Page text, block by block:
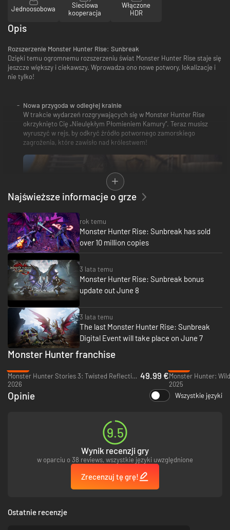
Jednoosobowa
Sieciowa
kooperacja
Włączone
HDR
Opis
Rozszerzenie Monster Hunter Rise: Sunbreak
Dzięki temu ogromnemu rozszerzeniu świat Monster Hunter Rise staje się
jeszcze większy i ciekawszy. Wprowadza ono nowe potwory, lokalizacje i
nie tylko!
Nowa przygoda w odległej krainie
W trakcie wydarzeń rozgrywających się w Monster Hunter Rise
okrzyknięto Cię „Nieulękłym Płomieniem Kamury”. Teraz musisz
wyruszyć w rejs, by odkryć źródło potwornego zamorskiego
zagrożenia, które zawisło nad królestwem!
Pojawiają się nowi wrogowie, powracają dawne zagrożenia
Docierając do Posterunku Elgado, odkrywasz, że źródłem
zagrażających królestwu nietypowych wydarzeń są Malzeno,
Lunagaron i Garangolm – straszliwe potwory, zwane przez
miejscowych Trzema Lordami. Oprócz nowych wrogów, stawisz
także czoła dawniejszym przeciwnikom, ponieważ powracają dobrze
znane z serii potwory, które nie pojawiały się dotychczas w Monster
Hunter Rise!
Zaufany Kablobak powraca – bardziej przydatny niż kiedykolwiek
wcześniej. Nowe umiejętności związane ze wszystkimi 14 typami
uzbrojenia zapewniają niespotykaną dotąd elastyczność i
Najświeższe informacje o grze
rok temu
Monster Hunter Rise: Sunbreak has sold
over 10 million copies
3 lata temu
Monster Hunter Rise: Sunbreak bonus
update out June 8
3 lata temu
The last Monster Hunter Rise: Sunbreak
Digital Event will take place on June 7
Monster Hunter franchise
Monster Hunter Stories 3: Twisted Reflection - Xbox Series X|S
2026
49.99 €Monster Hunter:
2025
Opinie Wszystkie języki
9.5
Wynik recenzji gry
w oparciu o 38 reviews, wszystkie języki uwzględnione
Zrecenzuj tę grę!
Ostatnie recenzje